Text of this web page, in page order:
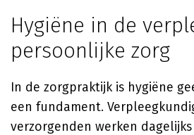
Hygiëne in de
persoonlijke zorg
In de zorgpraktijk is hygiëne
een fundament.
verzorgenden werken